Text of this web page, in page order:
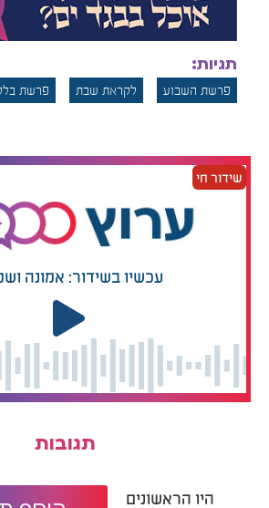
תגיות:
פרשת השבוע לקראת שבת פרשת
שידור חי
עכשיו בשידור: אמונה
תגובות
היו הראשונים